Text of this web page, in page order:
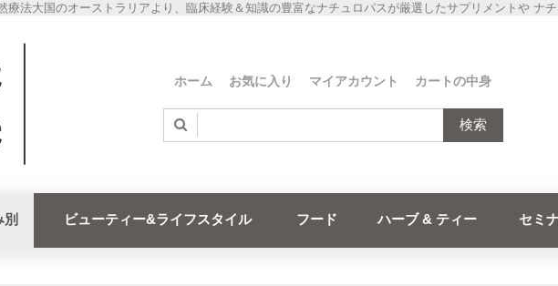
療法大国のオーストラリアより、臨床経験＆知識の豊富なナチュロパスが厳選したサプリメントや ナ
ホーム お気に入り マイアカウント カートの中身
検索
別 ビューティー&ライフスタイル フード ハーブ & ティー セミ